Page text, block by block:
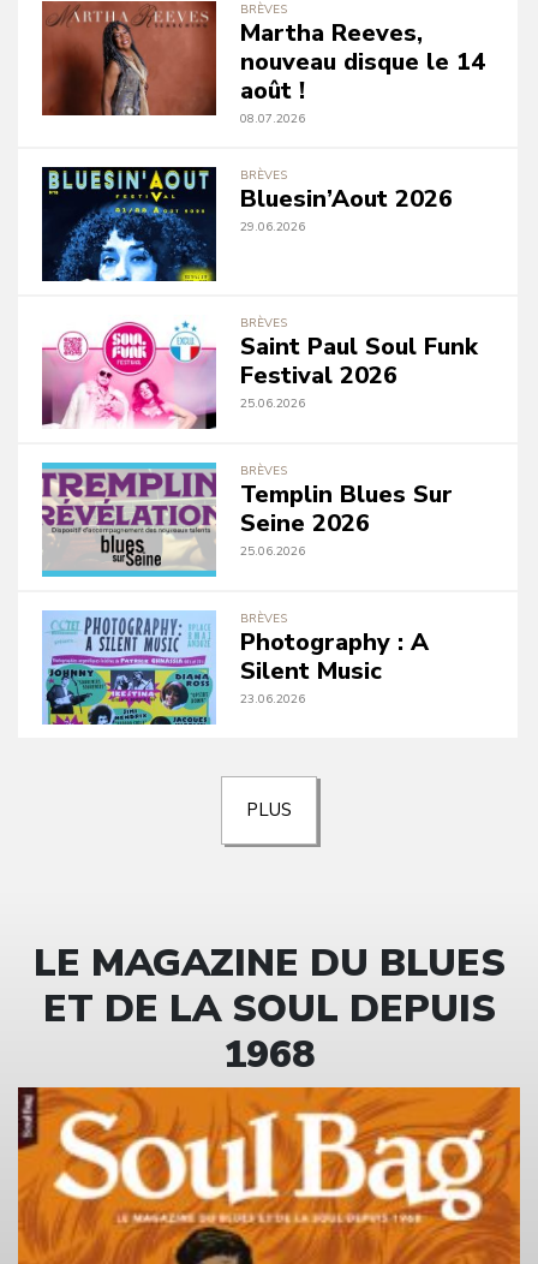
BRÈVES
Martha Reeves,
nouveau disque le 14
août !
08.07.2026
BRÈVES
Bluesin’Aout 2026
29.06.2026
BRÈVES
Saint Paul Soul Funk
Festival 2026
25.06.2026
BRÈVES
Templin Blues Sur
Seine 2026
25.06.2026
BRÈVES
Photography : A
Silent Music
23.06.2026
PLUS
LE MAGAZINE DU BLUES
ET DE LA SOUL DEPUIS
1968